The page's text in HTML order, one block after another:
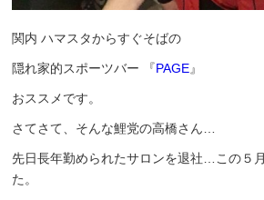
関内 ハマスタからすぐそばの
隠れ家的スポーツバー 『PAGE』
おススメです。
さてさて、そんな鯉党の高橋さん…
先日長年勤められたサロンを退社…この５
た。